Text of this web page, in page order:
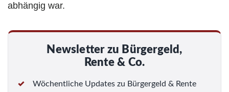
abhängig war.
Newsletter zu Bürgergeld,
Rente & Co.
Wöchentliche Updates zu Bürgergeld & Rente